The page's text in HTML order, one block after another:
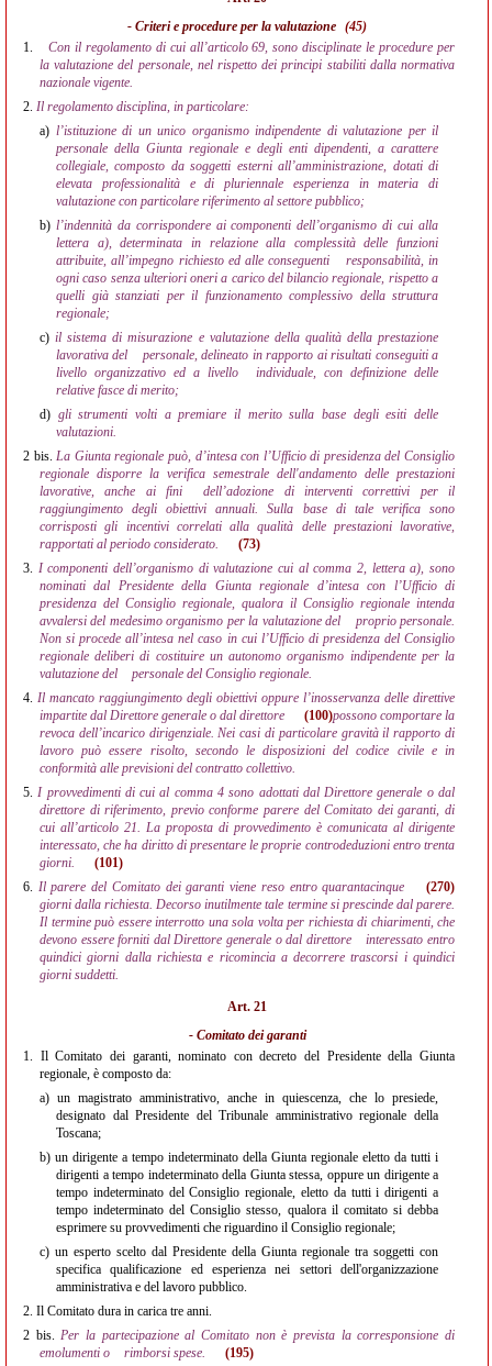
- Criteri e procedure per la valutazione (45)
1.
Con il regolamento di cui all’articolo 69, sono disciplinate le procedure per
la valutazione del personale, nel rispetto dei principi stabiliti dalla normativa
nazionale vigente.
2. Il regolamento disciplina, in particolare:
a) l’istituzione di un unico organismo indipendente di valutazione per il
personale della Giunta regionale e degli enti dipendenti, a carattere
collegiale, composto da soggetti esterni all’amministrazione, dotati di
elevata professionalità e di pluriennale esperienza in materia di
valutazione con particolare riferimento al settore pubblico;
b) l’indennità da corrispondere ai componenti dell’organismo di cui alla
lettera a), determinata in relazione alla complessità delle funzioni
attribuite, all’impegno richiesto ed alle conseguenti
responsabilità, in
ogni caso senza ulteriori oneri a carico del bilancio regionale, rispetto a
quelli già stanziati per il funzionamento complessivo della struttura
regionale;
c)il sistema di misurazione e valutazione della qualità della prestazione
lavorativa del
personale, delineato in rapporto ai risultati conseguiti a
livello organizzativo ed a livello
individuale, con definizione delle
relative fasce di merito;
d) gli strumenti volti a premiare il merito sulla base degli esiti delle
valutazioni.
2 bis.La Giunta regionale può, d’intesa con l’Ufficio di presidenza del Consiglio
regionale disporre la verifica semestrale dell'andamento delle prestazioni
lavorative, anche ai fini
dell’adozione di interventi correttivi per il
raggiungimento degli obiettivi annuali. Sulla base di tale verifica sono
corrisposti gli incentivi correlati alla qualità delle prestazioni lavorative,
rapportati al periodo considerato.
(73)
3. I componenti dell’organismo di valutazione cui al comma 2, lettera a), sono
nominati dal Presidente della Giunta regionale d’intesa con l’Ufficio di
presidenza del Consiglio regionale, qualora il Consiglio regionale intenda
avvalersi del medesimo organismo per la valutazione del
proprio personale.
Non si procede all’intesa nel caso in cui l’Ufficio di presidenza del Consiglio
regionale deliberi di costituire un autonomo organismo indipendente per la
valutazione del
personale del Consiglio regionale.
4. Il mancato raggiungimento degli obiettivi oppure l’inosservanza delle direttive
impartite dal Direttore generale o dal direttore
(100)possono comportare la
revoca dell’incarico dirigenziale. Nei casi di particolare gravità il rapporto di
lavoro può essere risolto, secondo le disposizioni del codice civile e in
conformità alle previsioni del contratto collettivo.
5.I provvedimenti di cui al comma 4 sono adottati dal Direttore generale o dal
direttore di riferimento, previo conforme parere del Comitato dei garanti, di
cui all’articolo 21. La proposta di provvedimento è comunicata al dirigente
interessato, che ha diritto di presentare le proprie controdeduzioni entro trenta
giorni.
(101)
6. Il parere del Comitato dei garanti viene reso entro quarantacinque
(270)
giorni dalla richiesta. Decorso inutilmente tale termine si prescinde dal parere.
Il termine può essere interrotto una sola volta per richiesta di chiarimenti, che
devono essere forniti dal Direttore generale o dal direttore
interessato entro
quindici giorni dalla richiesta e ricomincia a decorrere trascorsi i quindici
giorni suddetti.
Art. 21
- Comitato dei garanti
1. Il Comitato dei garanti, nominato con decreto del Presidente della Giunta
regionale, è composto da:
a) un magistrato amministrativo, anche in quiescenza, che lo presiede,
designato dal Presidente del Tribunale amministrativo regionale della
Toscana;
b) un dirigente a tempo indeterminato della Giunta regionale eletto da tutti i
dirigenti a tempo indeterminato della Giunta stessa, oppure un dirigente a
tempo indeterminato del Consiglio regionale, eletto da tutti i dirigenti a
tempo indeterminato del Consiglio stesso, qualora il comitato si debba
esprimere su provvedimenti che riguardino il Consiglio regionale;
c) un esperto scelto dal Presidente della Giunta regionale tra soggetti con
specifica qualificazione ed esperienza nei settori dell'organizzazione
amministrativa e del lavoro pubblico.
2. Il Comitato dura in carica tre anni.
2 bis. Per la partecipazione al Comitato non è prevista la corresponsione di
emolumenti o
rimborsi spese.
(195)